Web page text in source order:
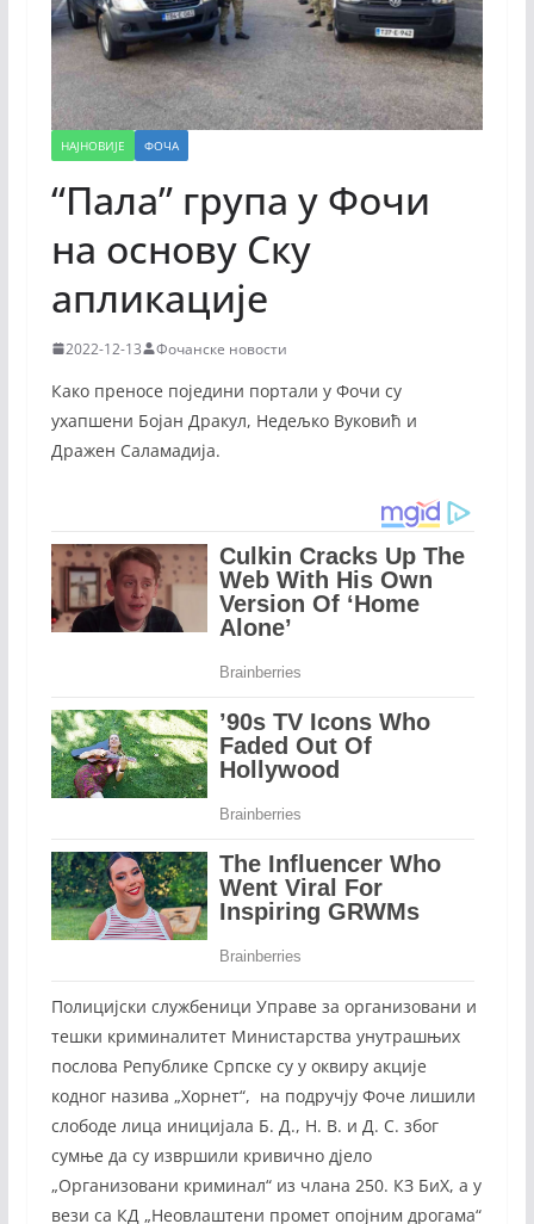
НАЈНОВИЈЕ ФОЧА
“Пала” група у Фочи
на основу Скy
апликације
2022-12-13 Фочанске новости
Како преносе поједини портали у Фочи су
ухапшени Бојан Дракул, Недељко Вуковић и
Дражен Саламадија.
Полицијски службеници Управе за организовани и
тешки криминалитет Министарства унутрашњих
послова Републике Српске су у оквиру акције
кодног назива „Хорнет“, на подручју Фоче лишили
слободе лица иницијала Б. Д., Н. В. и Д. С. због
сумње да су извршили кривично дјело
„Организовани криминал“ из члана 250. КЗ БиХ, а у
вези са КД „Неовлаштени промет опојним дрогама“